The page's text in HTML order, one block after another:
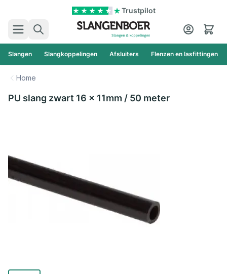
Trustpilot
Zoek
Cart
Slangen Slangkoppelingen Afsluiters Flenzen en lasfittingen
Home
PU slang zwart 16 x 11mm / 50 meter